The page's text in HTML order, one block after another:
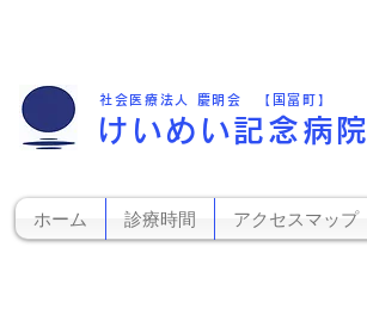
社会医療法人 慶明会 【国富町】
けいめい記念病院
ホーム 診療時間 アクセスマップ